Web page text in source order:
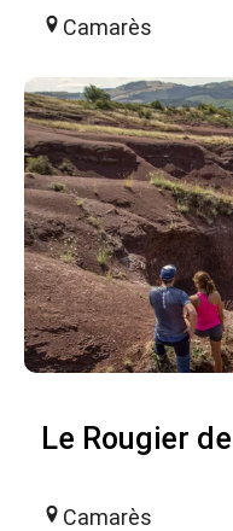
Camarès
Le Rougier
Camarès